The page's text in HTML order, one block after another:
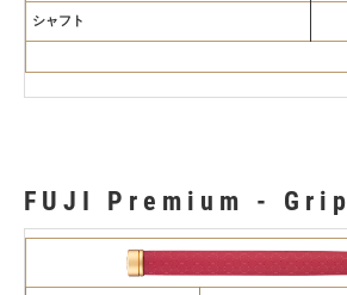
シャフト
FUJI Premium - Grip